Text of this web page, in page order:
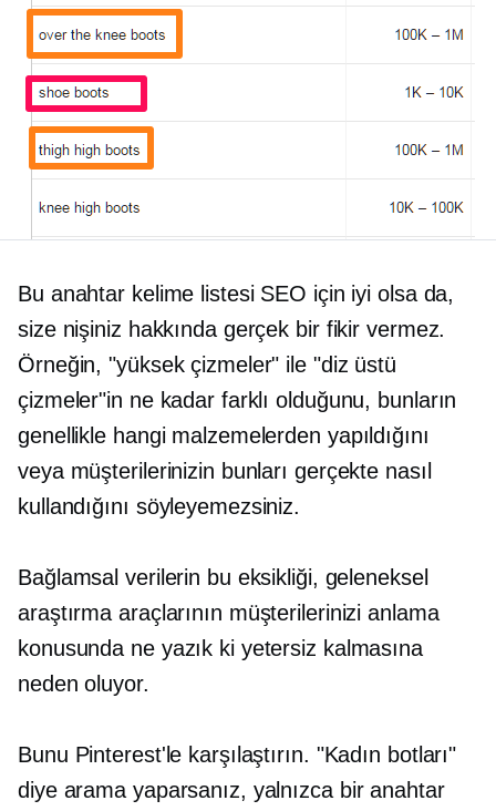
Bu anahtar kelime listesi SEO için iyi olsa da,
size nişiniz hakkında gerçek bir fikir vermez.
Örneğin, "yüksek çizmeler" ile "diz üstü
çizmeler"in ne kadar farklı olduğunu, bunların
genellikle hangi malzemelerden yapıldığını
veya müşterilerinizin bunları gerçekte nasıl
kullandığını söyleyemezsiniz.
Bağlamsal verilerin bu eksikliği, geleneksel
araştırma araçlarının müşterilerinizi anlama
konusunda ne yazık ki yetersiz kalmasına
neden oluyor.
Bunu Pinterest'le karşılaştırın. "Kadın botları"
diye arama yaparsanız, yalnızca bir anahtar